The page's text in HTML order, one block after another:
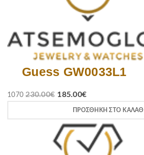
Guess GW0033L1
1070 230.00€ 185.00€
ΠΡΟΣΘΉΚΗ ΣΤΟ ΚΑΛΆΘΙ